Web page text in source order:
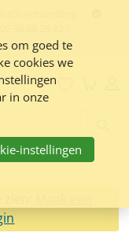
38 68 28 82 /
om goed te
cookies we
in onze
instellingen